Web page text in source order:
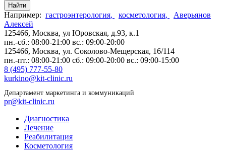
Найти
Например: гастроэнтерология, косметология,
Аверьянов
Алексей
125466, Москва, ул Юровская, д.93, к.1
пн.-сб.: 08:00-21:00 вс.: 09:00-20:00
125466, Москва, ул. Соколово-Мещерская, 16/114
пн.-пт.: 08:00-21:00 сб.: 09:00-20:00 вс.: 09:00-15:00
8 (495) 777-55-80
kurkino@kit-clinic.ru
Департамент маркетинга и коммуникаций
pr@kit-clinic.ru
Диагностика
Лечение
Реабилитация
Косметология